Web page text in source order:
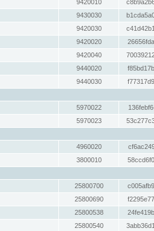
9420010
9430030
9420030
9420020
9420040
9440020
9440030
5970022
5970023
4960020
3800010
25800700
25800690
25800538
25800540